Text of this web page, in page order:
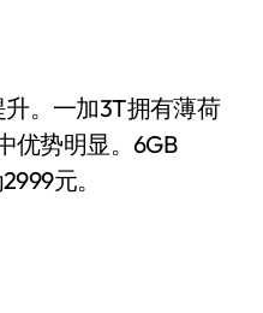
。一加3T拥有薄荷
优势明显。6GB
元。